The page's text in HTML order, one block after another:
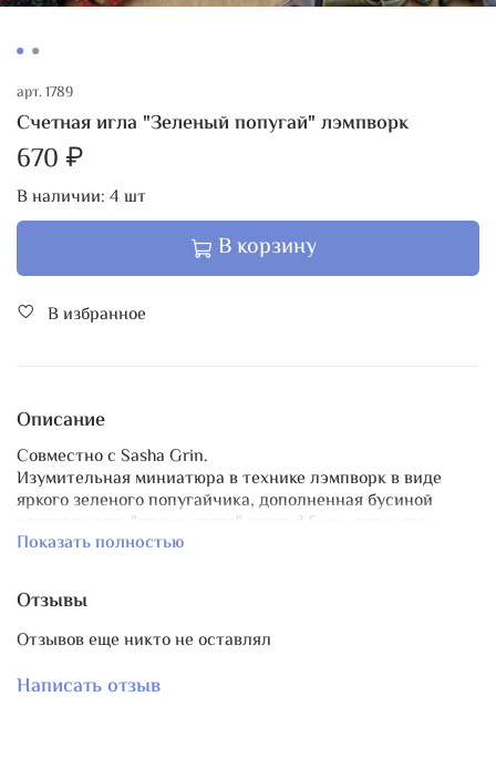
арт.1789
Счетная игла "Зеленый попугай" лэмпворк
670 ₽
В наличии: 4 шт
В корзину
В избранное
Описание
Совместно с Sasha Grin.
Изумительная миниатюра в технике лэмпворк в виде
яркого зеленого попугайчика, дополненная бусиной
натурального "драконового" агата d 6 мм, сложного
оттенка морской волны.
см.
Поскольку миниатюра выполнена вручную в технике
лэмворк, все бусинки немного отличны друг от друга.
Основной элемент - стекло ручной работы, изделие
требует аккуратно обращения.
Показать полностью
Отзывы
Отзывов еще никто не оставлял
Написать отзыв